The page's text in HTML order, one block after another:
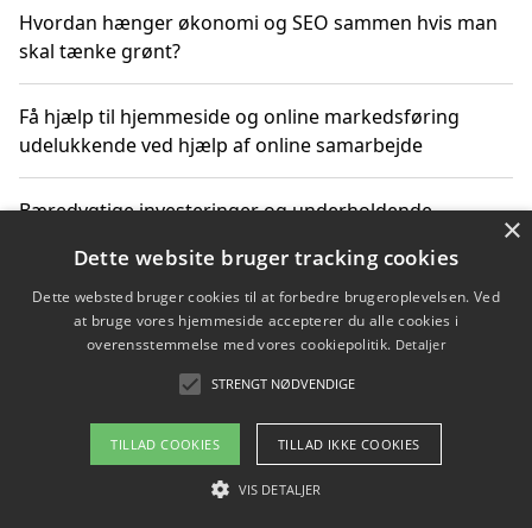
Hvordan hænger økonomi og SEO sammen hvis man
skal tænke grønt?
Få hjælp til hjemmeside og online markedsføring
udelukkende ved hjælp af online samarbejde
Bæredygtige investeringer og underholdende
Sådan kan online møder for virksomheder fremme
grønne investeringer
Copyright 2026 - Pilanto Aps
Om / kontakt
×
Dette website bruger tracking cookies
Dette websted bruger cookies til at forbedre brugeroplevelsen. Ved
at bruge vores hjemmeside accepterer du alle cookies i
overensstemmelse med vores cookiepolitik. Detaljer
STRENGT NØDVENDIGE
TILLAD COOKIES TILLAD IKKE COOKIES
VIS DETALJER